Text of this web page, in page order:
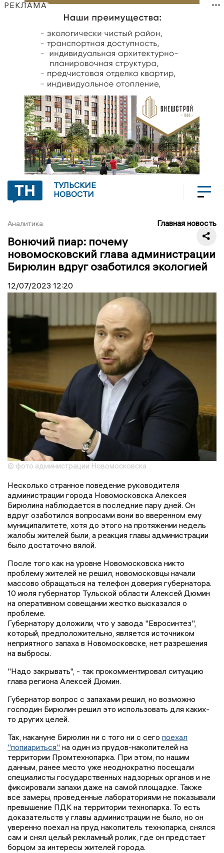
РЕКЛАМА
ТУЛЬСКИЕ
НОВОСТИ
Аналитика Главная новость
Вонючий пиар: почему
новомосковский глава администрации
Бирюлин вдруг озаботился экологией
12/07/2023 12:20
© фото администрации Новомосковска
Несколько странное поведение руководителя
администрации города Новомосковска Алексея
Бирюлина наблюдается в последние пару дней. Он
вдруг озаботился вопросами вони во вверенном ему
муниципалитете, хотя до этого на протяжении недель
жалобы жителей были, а реакция главы администрации
было достаточно вялой.
После того как на уровне Новомосковска никто
проблему жителей не решил, новомосковцы начали
массово обращаться на телефон доверия губернатора.
10 июля губернатор Тульской области Алексей Дюмин
на оперативном совещании жестко высказался о
проблеме.
Губернатору доложили, что у завода "Евросинтез",
который, предположительно, является источником
неприятного запаха в Новомосковске, нет разрешения
на выбросы.
"Надо закрывать", - так прокомментировал ситуацию
глава региона Алексей Дюмин.
Губернатор вопрос с запахами решил, но возможно
господин Бирюлин решил это использовать для каких-
то других целей.
Так, накануне Бирюлин ни с того ни с сего поехал
"попиариться" на один из прудов-накопителей на
территории Промтехнопарка. При этом, по нашим
данным, ранее место уже неоднократно посещали
специалисты государственных надзорных органов и не
фиксировали запахи даже на самой площадке. Также
все замеры, проведенные лабораториями не показывали
превышение ПДК на территории технопарка. То есть
доказательств у главы администрации не было, но он
уверенно поехал на пруд накопитель технопарка, снялся
сам и снял целый рекламный ролик, где он предстает
борцом за интересы жителей города.